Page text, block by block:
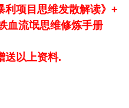
利项目思维发散解读》+
血流氓思维修炼手册
送以上资料.